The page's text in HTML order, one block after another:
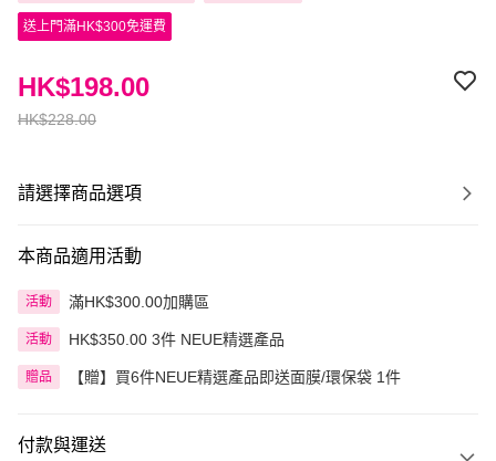
送上門滿HK$300免運費
HK$228.00
HK$198.00
請選擇商品選項
本商品適用活動
活動 滿HK$300.00加購區
活動 HK$350.00 3件 NEUE精選產品
贈品 【贈】買6件NEUE精選產品即送面膜/環保袋 1件
付款與運送